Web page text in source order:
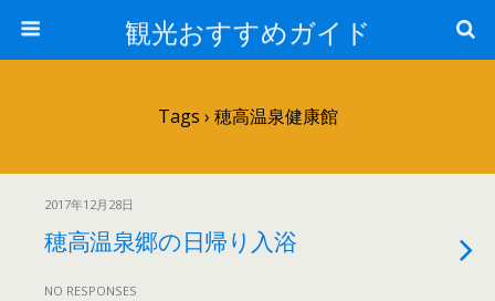
観光おすすめガイド
Tags › 穂高温泉健康館
2017年12月28日
穂高温泉郷の日帰り入浴
NO RESPONSES